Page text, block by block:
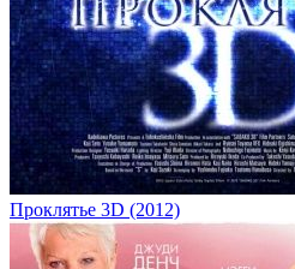
Проклятье 3D (2012)